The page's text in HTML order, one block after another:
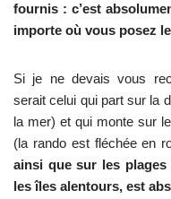
fournis : c’est
importe où vous posez
Si je ne devais vous
serait celui qui part sur la
la mer) et qui monte sur
(la rando est fléchée en
ainsi que sur les
les îles alentours, est